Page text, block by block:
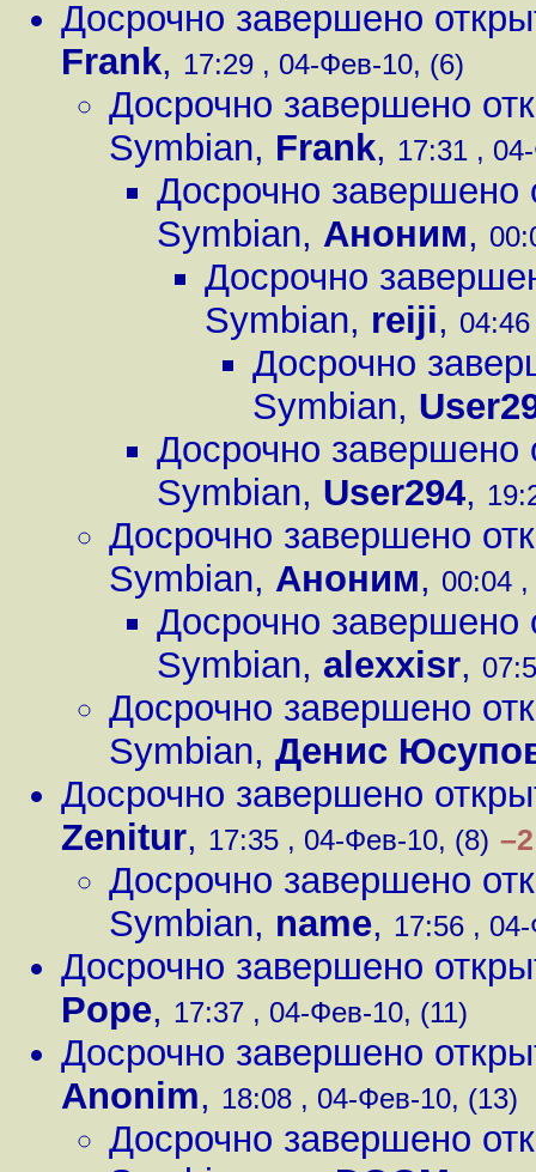
Досрочно завершено
Frank, 17:29 , 04-Фев-10, (6)
Досрочно завершено
Symbian, Frank, 17:31 ,
Досрочно завершено
Symbian, Аноним,
Досрочно
Symbian, reiji,
Досрочно
Symbian,
Досрочно завершено
Symbian, User294,
Досрочно завершено
Symbian, Аноним, 00:04
Досрочно завершено
Symbian, alexxisr,
Досрочно завершено
Symbian, Денис
Досрочно завершено
Zenitur, 17:35 , 04-Фев-10, (8) –2
Досрочно завершено
Symbian, name, 17:56 ,
Досрочно завершено
Pope, 17:37 , 04-Фев-10, (11)
Досрочно завершено
Anonim, 18:08 , 04-Фев-10, (13)
Досрочно завершено